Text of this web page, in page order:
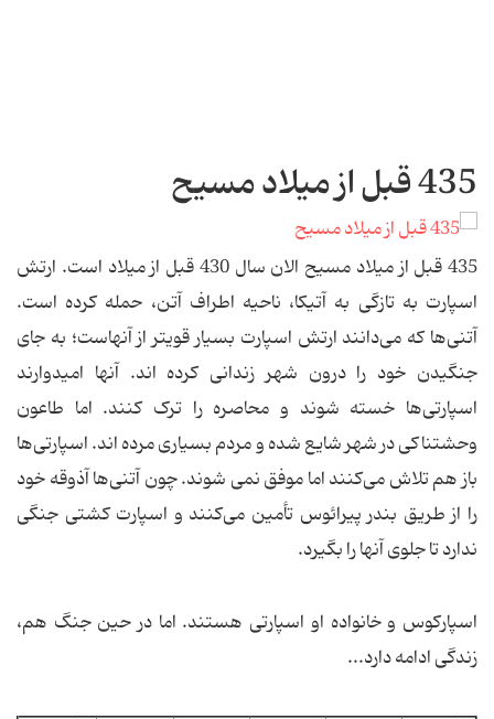
435 قبل از میلاد مسیح
435 قبل از میلاد مسیح
الان سال 430 قبل از میلاد است. ارتش
اسپارت به تازگی به آتیکا، ناحیه اطراف آتن، حمله کرده است.
آتنی‌ها که می‌دانند ارتش اسپارت بسیار قویتر از آنهاست؛ به جای
جنگیدن خود را درون شهر زندانی کرده اند. آنها امیدوارند
اسپارتی‌ها خسته شوند و محاصره را ترک کنند. اما طاعون
وحشتناکی در شهر شایع شده و مردم بسیاری مرده اند. اسپارتی‌ها
باز هم تلاش می‌کنند اما موفق نمی شوند. چون آتنی‌ها آذوقه خود
را از طریق بندر پیرائوس تأمین می‌کنند و اسپارت کشتی جنگی
ندارد تا جلوی آنها را بگیرد.
اسپارکوس و خانواده او اسپارتی هستند. اما در حین جنگ هم،
زندگی ادامه دارد...